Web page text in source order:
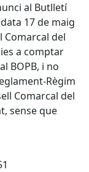
al Butlletí
17 de maig
Comarcal del
a comptar
BOPB, i no
Règim
Comarcal del
sense que